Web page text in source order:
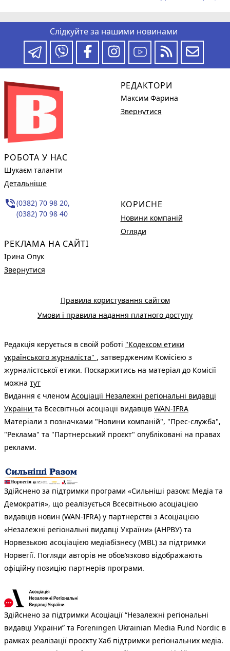
Слідкуйте за нашими новинами
РОБОТА У НАС
Шукаєм таланти
Детальніше
phone_in_talk(0382) 70 98 20,
(0382) 70 98 40
РЕКЛАМА НА САЙТІ
Ірина Опук
Звернутися
РЕДАКТОРИ
Максим Фарина
Звернутися
КОРИСНЕ
Новини компаній
Огляди
Правила користування сайтом
Умови і правила надання платного доступу
Редакція керується в своїй роботі "Кодексом етики
українського журналіста" , затвердженим Комісією з
журналістської етики. Поскаржитись на матеріал до Комісії
можна тут
Видання є членом Асоціації Незалежні регіональні видавці
України та Всесвітньої асоціації видавців WAN-IFRA
Матеріали з позначками "Новини компаній", "Прес-служба",
"Реклама" та "Партнерський проєкт" опубліковані на правах
реклами.
Здійснено за підтримки програми «Сильніші разом: Медіа та
Демократія», що реалізується Всесвітньою асоціацією
видавців новин (WAN-IFRA) у партнерстві з Асоціацією
«Незалежні регіональні видавці України» (АНРВУ) та
Норвезькою асоціацією медіабізнесу (MBL) за підтримки
Норвегії. Погляди авторів не обов’язково відображають
офіційну позицію партнерів програми.
Здійснено за підтримки Асоціації “Незалежні регіональні
видавці України” та Foreningen Ukrainian Media Fund Nordic в
рамках реалізації проєкту Хаб підтримки регіональних медіа.